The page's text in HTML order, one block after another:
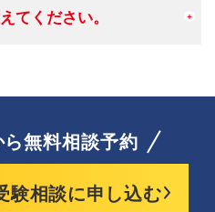
てください。
無料相談予約
験相談に申し込む